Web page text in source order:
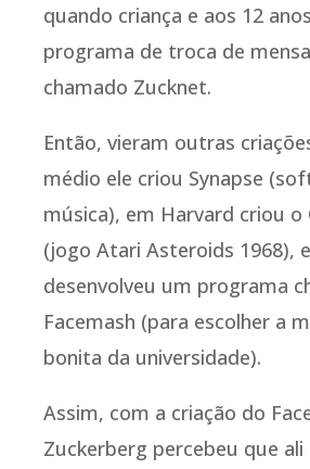
quando criança e aos 12
programa de troca de
chamado Zucknet.
Então, vieram outras
médio ele criou Synapse
música), em Harvard criou o
(jogo Atari Asteroids 1968),
desenvolveu um programa
Facemash (para escolher a
bonita da universidade).
Assim, com a criação do
Zuckerberg percebeu que ali